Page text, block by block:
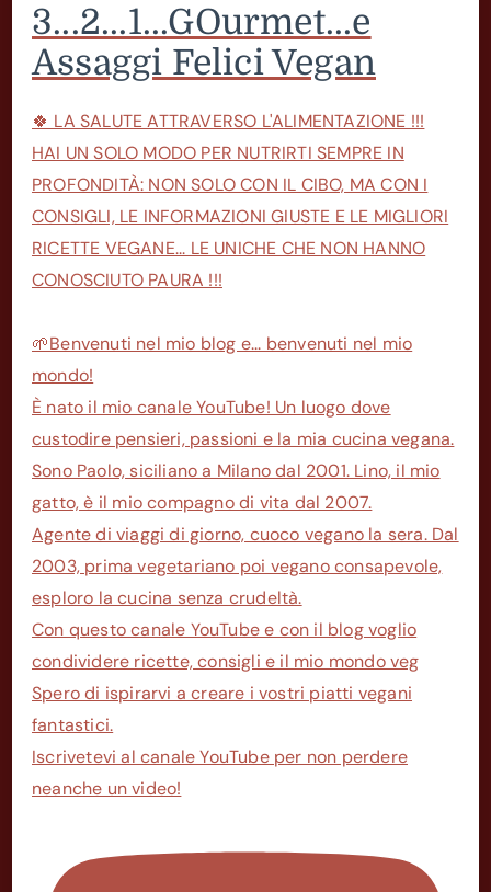
3...2...1...GOurmet...e
Assaggi Felici Vegan
🍀 LA SALUTE ATTRAVERSO L'ALIMENTAZIONE !!!
HAI UN SOLO MODO PER NUTRIRTI SEMPRE IN
PROFONDITÀ: NON SOLO CON IL CIBO, MA CON I
CONSIGLI, LE INFORMAZIONI GIUSTE E LE MIGLIORI
RICETTE VEGANE... LE UNICHE CHE NON HANNO
CONOSCIUTO PAURA !!!
🌱Benvenuti nel mio blog e... benvenuti nel mio
mondo!
È nato il mio canale YouTube! Un luogo dove
custodire pensieri, passioni e la mia cucina vegana.
Sono Paolo, siciliano a Milano dal 2001. Lino, il mio
gatto, è il mio compagno di vita dal 2007.
Agente di viaggi di giorno, cuoco vegano la sera. Dal
2003, prima vegetariano poi vegano consapevole,
esploro la cucina senza crudeltà.
Con questo canale YouTube e con il blog voglio
condividere ricette, consigli e il mio mondo veg
Spero di ispirarvi a creare i vostri piatti vegani
fantastici.
Iscrivetevi al canale YouTube per non perdere
neanche un video!